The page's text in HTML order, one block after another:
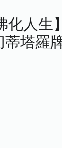
化人生
蒂塔羅